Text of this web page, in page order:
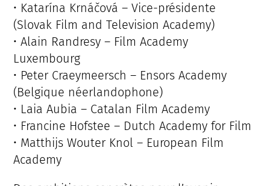
• Katarína Krnáčová – Vice-présidente
(Slovak Film and Television Academy)
• Alain Randresy – Film Academy
Luxembourg
• Peter Craeymeersch – Ensors Academy
(Belgique néerlandophone)
• Laia Aubia – Catalan Film Academy
• Francine Hofstee – Dutch Academy for Film
• Matthijs Wouter Knol – European Film
Academy